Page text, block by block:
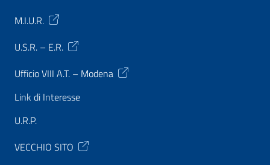
M.I.U.R.
U.S.R. – E.R.
Ufficio VIII A.T. – Modena
Link di Interesse
U.R.P.
VECCHIO SITO